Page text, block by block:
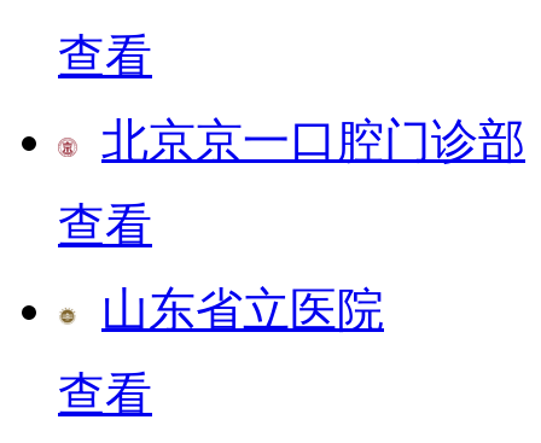
查看
北京京一口腔门诊部
查看
山东省立医院
查看